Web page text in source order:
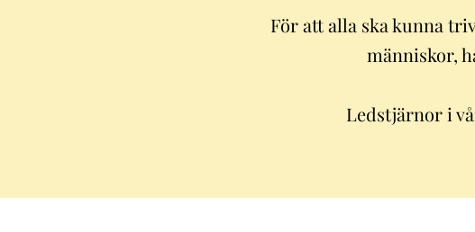
För att alla ska kunna
människor,
Ledstjärnor i